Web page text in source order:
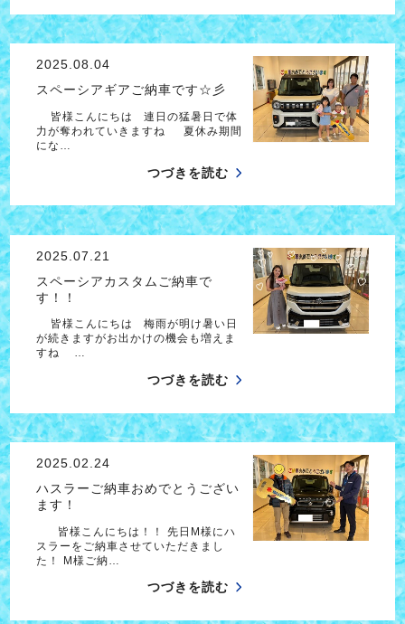
2025.08.04
スペーシアギアご納車です☆彡
皆様こんにちは 連日の猛暑日で体
力が奪われていきますね 夏休み期間
にな…
つづきを読む
2025.07.21
スペーシアカスタムご納車で
す！！
皆様こんにちは 梅雨が明け暑い日
が続きますがお出かけの機会も増えま
すね …
つづきを読む
2025.02.24
ハスラーご納車おめでとうござい
ます！
皆様こんにちは！！ 先日M様にハ
スラーをご納車させていただきまし
た！ M様ご納…
つづきを読む